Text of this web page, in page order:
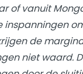
of vanuit
de
niet waard.